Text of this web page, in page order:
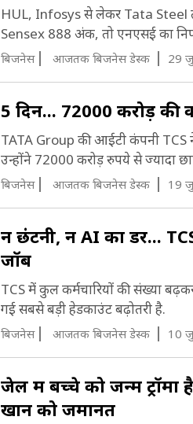
के
HUL, Infosys से लेकर Tata Steel
Sensex 888 अंक, तो एनएसई का
बिजनेस आजतक बिजनेस डेस्क 29
5 दिन... ₹72000 करोड़ की
TATA Group की आईटी कंपनी TCS
उन्होंने 72000 करोड़ रुपये से ज्यादा
बिजनेस आजतक बिजनेस डेस्क 19
न छंटनी, न AI का डर...
जॉब
TCS में कुल कर्मचारियों की संख्या
गई सबसे बड़ी हेडकाउंट बढ़ोतरी है.
बिजनेस आजतक बिजनेस डेस्क 10
जेल में बच्चे को जन्म ट्रॉमा
खान को जमानत